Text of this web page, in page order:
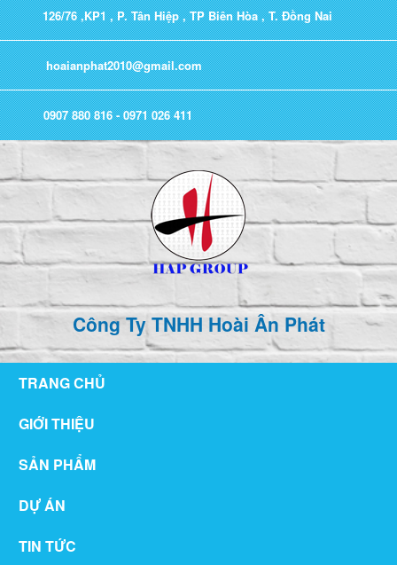
126/76 ,KP1 , P. Tân Hiệp , TP Biên Hòa , T. Đồng Nai
hoaianphat2010@gmail.com
0907 880 816 - 0971 026 411
Công Ty TNHH Hoài Ân Phát
TRANG CHỦ
GIỚI THIỆU
SẢN PHẨM
DỰ ÁN
TIN TỨC